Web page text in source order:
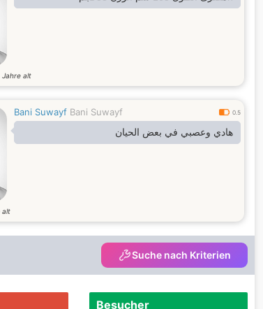
Jahre alt
Bani Suwayf Bani Suwayf 0.5
هادي وعصبي في بعض الحيان
alt
Suche nach Kriterien
Besucher